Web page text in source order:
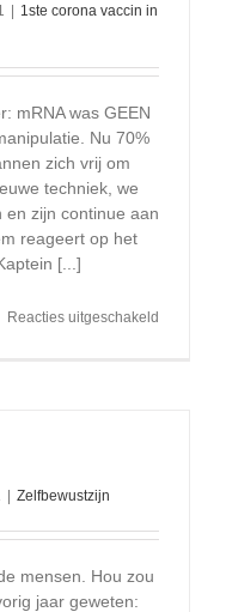
| 1ste corona vaccin in
mRNA was GEEN
Nu 70%
zich vrij om
techniek, we
zijn continue aan
reageert op het
[...]
Reacties uitgeschakeld
| Zelfbewustzijn
mensen. Hou zou
jaar geweten: